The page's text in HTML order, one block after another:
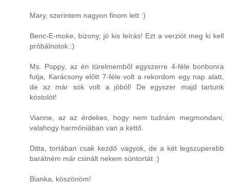
Mary, szerintem nagyon finom lett :)
Benc-E-moke, bizony, jó kis leírás! Ezt a verziót meg ki kell
próbálnotok :)
Ms. Poppy, az én türelmemből egyszerre 4-féle bonbonra
futja, Karácsony előtt 7-féle volt a rekordom egy nap alatt,
de az már sok volt a jóból! De egyszer majd tartunk
kóstolót!
Vianne, az az érdekes, hogy nem tudnám megmondani,
valahogy harmóniában van a kettő.
Ditta, tortában csak kezdő vagyok, de a két legszuperebb
barátném már csinált nekem süntortát :)
Bianka, köszönöm!